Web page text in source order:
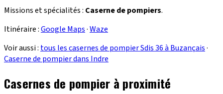
Missions et spécialités : Caserne de pompiers.
Itinéraire :Google Maps·Waze
Voir aussi : tous les casernes de pompier Sdis 36 à Buzançais·
Caserne de pompier dans Indre
Casernes de pompier à proximité